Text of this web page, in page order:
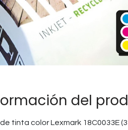
del
tinta color Lexmark 18C0033E